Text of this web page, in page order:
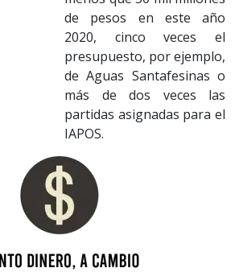
de pesos en este año
2020, cinco veces el
presupuesto, por ejemplo,
de Aguas Santafesinas o
más de dos veces las
partidas asignadas para el
IAPOS.